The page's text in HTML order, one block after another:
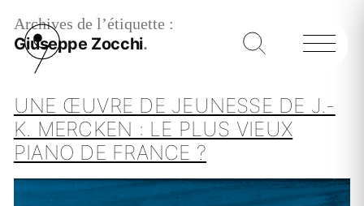
Archives de l’étiquette :
Giuseppe Zocchi
UNE ŒUVRE DE JEUNESSE DE J.-
K. MERCKEN : LE PLUS VIEUX
PIANO DE FRANCE ?